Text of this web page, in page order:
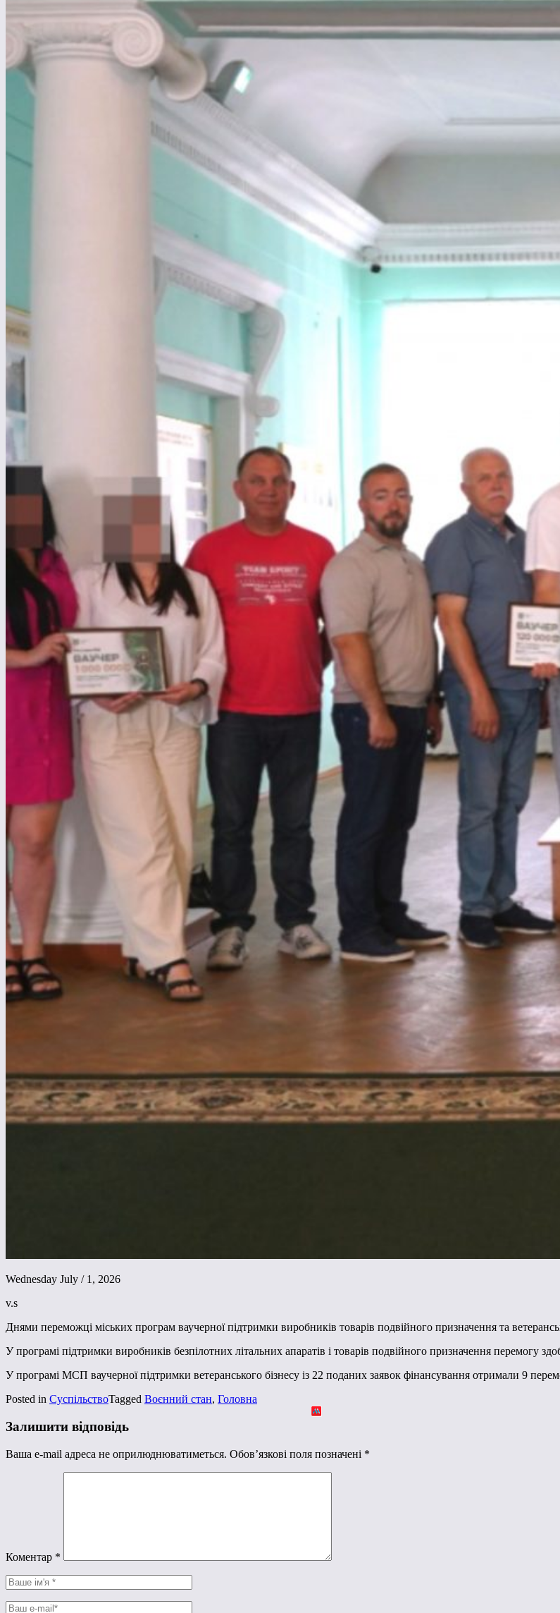
Wednesday July / 1, 2026
v.s
Днями переможці міських програм ваучерної підтримки виробників товарів подвійного призначення та
У програмі підтримки виробників безпілотних літальних апаратів і товарів подвійного призначення перемогу
У програмі МСП ваучерної підтримки ветеранського бізнесу із 22 поданих заявок фінансування отримали 9
Posted in СуспільствоTagged Воєнний стан, Головна
Залишити відповідь
Ваша e-mail адреса не оприлюднюватиметься. Обов’язкові поля позначені *
Коментар *